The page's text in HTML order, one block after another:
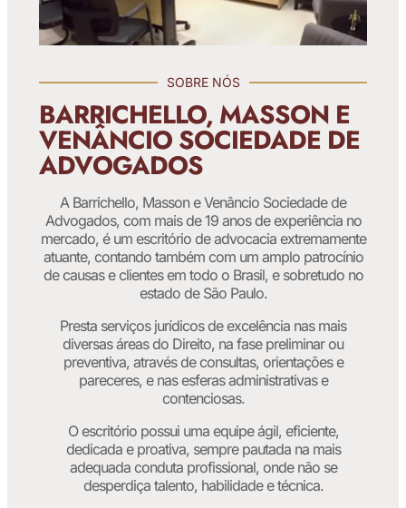
SOBRE NÓS
BARRICHELLO, MASSON E
VENÂNCIO SOCIEDADE DE
ADVOGADOS
A Barrichello, Masson e Venâncio Sociedade de
Advogados, com mais de 19 anos de experiência no
mercado, é um escritório de advocacia extremamente
atuante, contando também com um amplo patrocínio
de causas e clientes em todo o Brasil, e sobretudo no
estado de São Paulo.
Presta serviços jurídicos de excelência nas mais
diversas áreas do Direito, na fase preliminar ou
preventiva, através de consultas, orientações e
pareceres, e nas esferas administrativas e
contenciosas.
O escritório possui uma equipe ágil, eficiente,
dedicada e proativa, sempre pautada na mais
adequada conduta profissional, onde não se
desperdiça talento, habilidade e técnica.